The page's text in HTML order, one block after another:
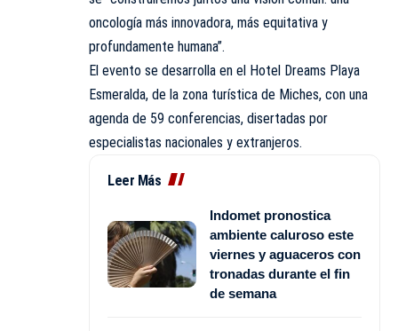
oncología más innovadora, más equitativa y
profundamente humana”.
El evento se desarrolla en el Hotel Dreams Playa
Esmeralda, de la zona turística de Miches, con una
agenda de 59 conferencias, disertadas por
especialistas nacionales y extranjeros.
Leer Más
Indomet pronostica
ambiente caluroso este
viernes y aguaceros con
tronadas durante el fin
de semana